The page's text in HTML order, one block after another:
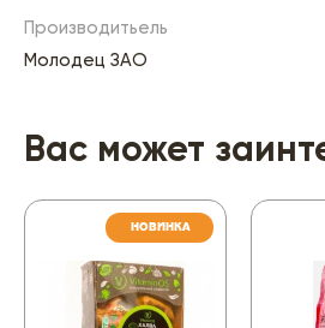
Производитьель
Молодец ЗАО
Вас может
НОВИНКА